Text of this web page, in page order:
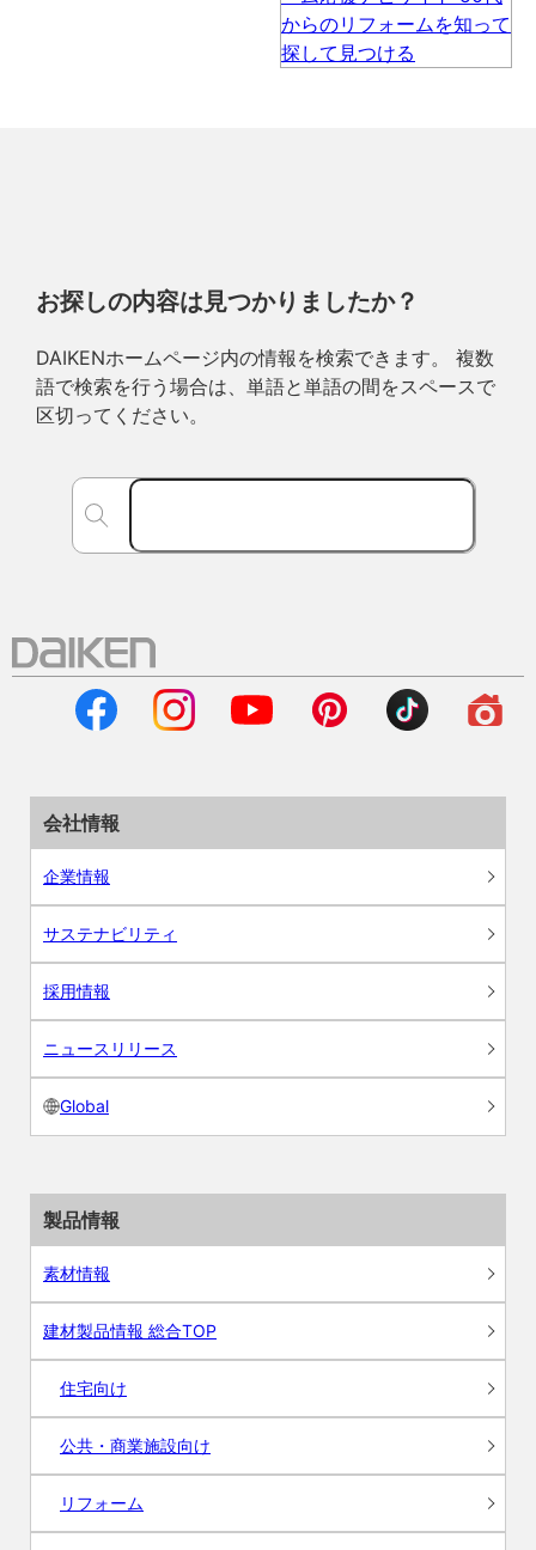
お探しの内容は見つかりましたか？
DAIKENホームページ内の情報を検索できます。 複数
語で検索を行う場合は、単語と単語の間をスペースで
区切ってください。
会社情報
企業情報
サステナビリティ
採用情報
ニュースリリース
Global
製品情報
素材情報
建材製品情報 総合TOP
住宅向け
公共・商業施設向け
リフォーム